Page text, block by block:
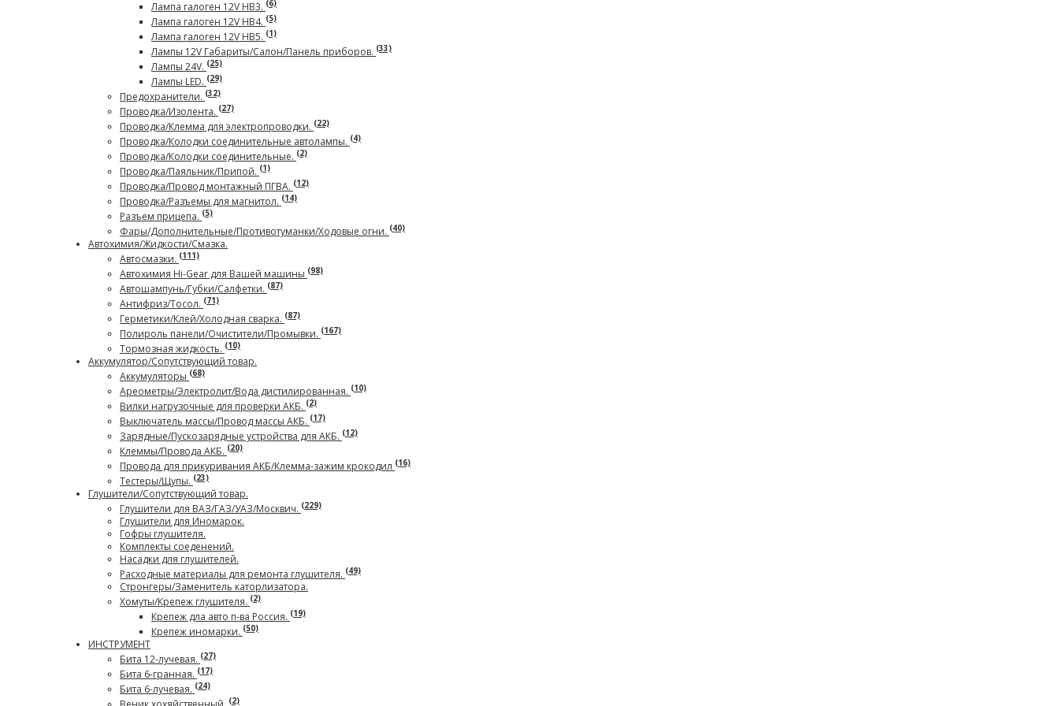
Лампа галоген 12V HB3. (6)
Лампа галоген 12V HB4. (5)
Лампа галоген 12V HB5. (1)
Лампы 12V Габариты/Салон/Панель приборов. (33)
Лампы 24V. (25)
Лампы LED. (29)
Предохранители. (32)
Проводка/Изолента. (27)
Проводка/Клемма для электропроводки. (22)
Проводка/Колодки соединительные автолампы. (4)
Проводка/Колодки соединительные. (2)
Проводка/Паяльник/Припой. (1)
Проводка/Провод монтажный ПГВА. (12)
Проводка/Разъемы для магнитол. (14)
Разъем прицепа. (5)
Фары/Дополнительные/Противотуманки/Ходовые огни. (40)
Автохимия/Жидкости/Смазка.
Автосмазки. (111)
Автохимия Hi-Gear для Вашей машины (98)
Автошампунь/Губки/Салфетки. (87)
Антифриз/Тосол. (71)
Герметики/Клей/Холодная сварка. (87)
Полироль панели/Очистители/Промывки. (167)
Тормозная жидкость. (10)
Аккумулятор/Сопутствующий товар.
Аккумуляторы (68)
Ареометры/Электролит/Вода дистилированная. (10)
Вилки нагрузочные для проверки АКБ. (2)
Выключатель массы/Провод массы АКБ. (17)
Зарядные/Пускозарядные устройства для АКБ. (12)
Клеммы/Провода АКБ. (20)
Провода для прикуривания АКБ/Клемма-зажим крокодил (16)
Тестеры/Щупы. (23)
Глушители/Сопутствующий товар.
Глушители для ВАЗ/ГАЗ/УАЗ/Москвич. (229)
Глушители для Иномарок.
Гофры глушителя.
Комплекты соеденений.
Насадки для глушителей.
Расходные материалы для ремонта глушителя. (49)
Стронгеры/Заменитель каторлизатора.
Хомуты/Крепеж глушителя. (2)
Крепеж дла авто п-ва Россия. (19)
Крепеж иномарки. (50)
ИНСТРУМЕНТ
Бита 12-лучевая. (27)
Бита 6-гранная. (17)
Бита 6-лучевая. (24)
(2)